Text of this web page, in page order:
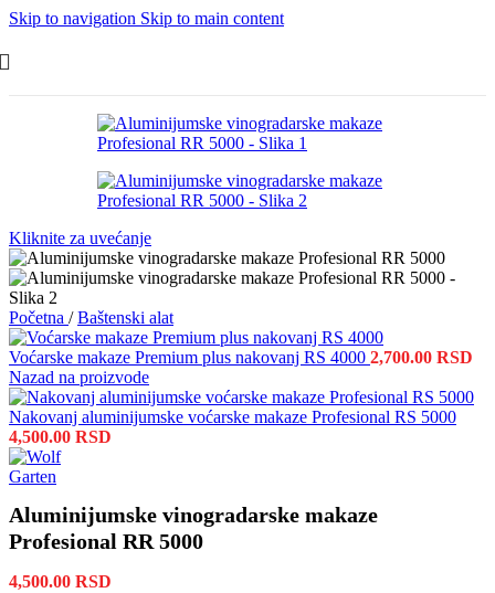
Skip to navigation Skip to main content
Kliknite za uvećanje
Početna / Baštenski alat
Voćarske makaze Premium plus nakovanj RS 4000 2,700.00 RSD
Nazad na proizvode
Nakovanj aluminijumske voćarske makaze Profesional RS 5000
4,500.00 RSD
Aluminijumske vinogradarske makaze
Profesional RR 5000
4,500.00 RSD